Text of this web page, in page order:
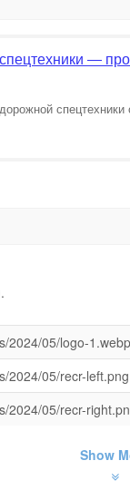
—
2024/05/logo-1.webp
2024/05/recr-left.png
2024/05/recr-
Show